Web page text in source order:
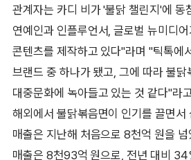
관계자는 카디 비가 '불닭 챌린지'에 동
연예인과 인플루언서, 글로벌 뉴미디
콘텐츠를 제작하고 있다"라며 "틱톡에
브랜드 중 하나가 됐고, 그에 따라 불닭
대중문화에 녹아들고 있는 것 같다"라
해외에서 불닭볶음면이 인기를 끌면서
매출은 지난해 처음으로 8천억 원을
매출은 8천93억 원으로, 전년 대비